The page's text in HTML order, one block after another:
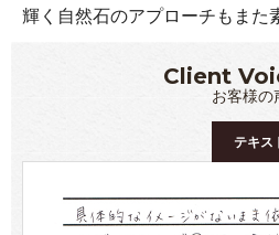
輝く自然石のアプローチもまた
Client
お客様の
テキス